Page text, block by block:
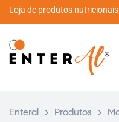
Loja de produtos
Enteral > Produtos >